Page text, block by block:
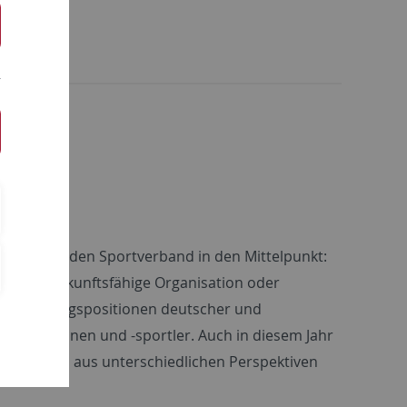
stellte den Sportverband in den Mittelpunkt:
– zukunftsfähige Organisation oder
Führungspositionen deutscher und
und -sportler. Auch in diesem Jahr
aus unterschiedlichen Perspektiven